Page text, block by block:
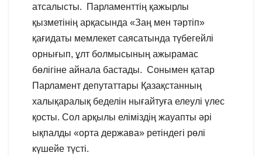
атсалысты. Парламенттің қажырлы
қызметінің арқасында «Заң мен тәртіп»
қағидаты мемлекет саясатында түбегейлі
орнығып, ұлт болмысының ажырамас
бөлігіне айнала бастады. Сонымен қатар
Парламент депутаттары Қазақстанның
халықаралық беделін нығайтуға елеулі үлес
қосты. Сол арқылы еліміздің жауапты әрі
ықпалды «орта держава» ретіндегі рөлі
күшейе түсті.